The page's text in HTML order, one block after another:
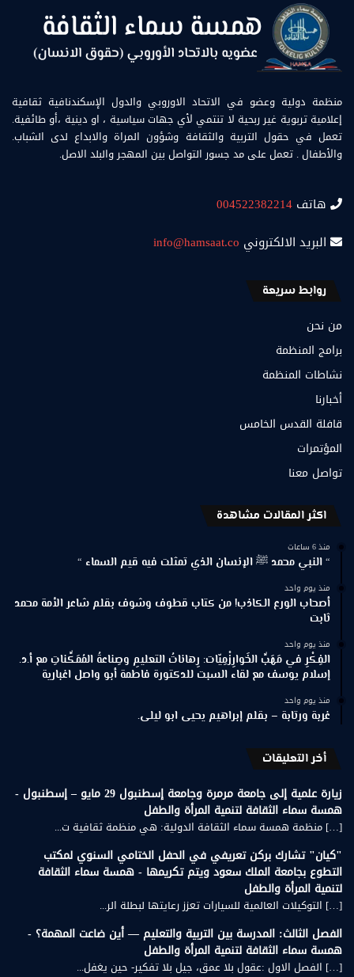
منظمة دولية وعضو في الاتحاد الاوروبي والدول الإسكندنافية ثقافية
إعلامية تربوية غير ربحية لا تنتمي لأي جهات سياسية ، او دينية ،أو طائفية.
تعمل في حقول التربية والثقافة وشؤون المراة والابداع لدى الشباب.
والأطفال . تعمل على مد جسور التواصل بين المهجر والبلد الاصل.
هاتف 004522382214
البريد الالكتروني info@hamsaat.co
روابط سريعة
من نحن
برامج المنظمة
نشاطات المنظمة
أخبارنا
قافلة القدس الخامس
المؤتمرات
تواصل معنا
اكثر المقالات مشاهدة
منذ 6 ساعات
“ النبي محمد ﷺ الإنسان الذي تمثلت فيه قيم السماء “
منذ يوم واحد
أصحاب الورع الكاذب! من كتاب قطوف وشوف بقلم شاعر الأمة محمد
ثابت
منذ يوم واحد
الفِكْرِ في مَهَبِّ الخَوارِزْمِيّات: رِهاناتُ التعليمِ وصِناعةُ المُمَكِّناتِ مع أ.د.
إسلام يوسف مع لقاء السبت للدكتورة فاطمة أبو واصل اغبارية
منذ يوم واحد
غربة ورتابة – بقلم إبراهيم يحيى ابو ليلى.
أخر التعليقات
زيارة علمية إلى جامعة مرمرة وجامعة إسطنبول 29 مايو – إسطنبول -
همسة سماء الثقافة لتنمية المرأة والطفل
[…] منظمة همسة سماء الثقافة الدولية: هي منظمة ثقافية ت...
"كيان" تشارك بركن تعريفي في الحفل الختامي السنوي لمكتب
التطوع بجامعة الملك سعود ويتم تكريمها - همسة سماء الثقافة
لتنمية المرأة والطفل
[…] التوكيلات العالمية للسيارات تعزز رعايتها لبطلة الر...
الفصل الثالث: المدرسة بين التربية والتعليم — أين ضاعت المهمة؟ -
همسة سماء الثقافة لتنمية المرأة والطفل
[…] الفصل الاول :عقول بلا عمق، جيل بلا تفكير- حين يغفل...